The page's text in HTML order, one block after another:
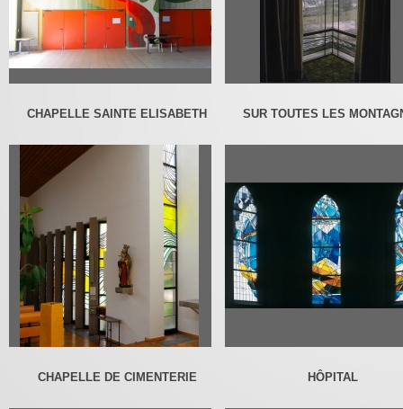
CHAPELLE SAINTE ELISABETH SUR TOUTES LES
CHAPELLE DE CIMENTERIE HÔPITAL